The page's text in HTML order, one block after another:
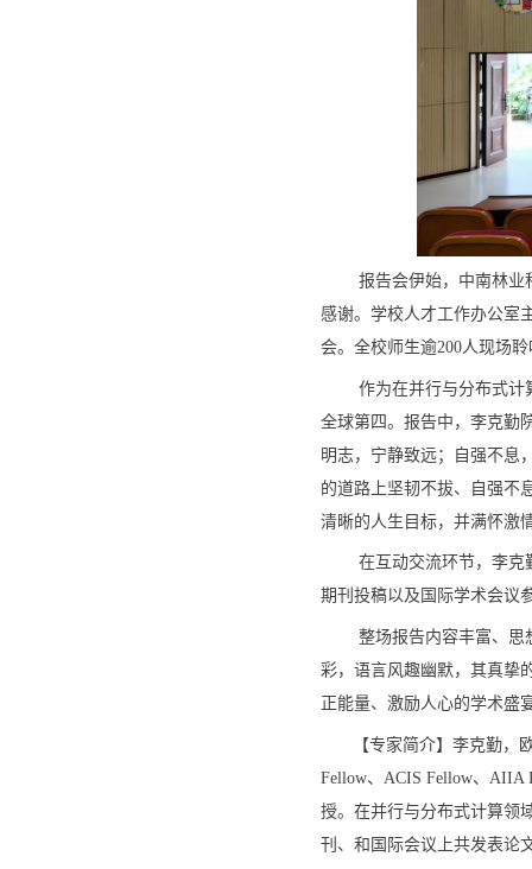
报告会伊始，中南林业
感谢。学校人才工作办公室
会。全校师生逾200人现场
作为在并行与分布式计
全球第四。报告中，李克勤
明志，宁静致远；自强不息
的道路上坚韧不拔、自强不
清晰的人生目标，并满怀激
在互动交流环节，李克
期刊投稿以及国际学术会议
整场报告内容丰富、思
彩，语言风趣幽默，其真挚
正能量、激励人心的学术盛
【专家简介】 李克勤，
Fellow、 ACIS Fellow、 AIIA
授。在并行与分布式计算领
刊、和国际会议上共发表论